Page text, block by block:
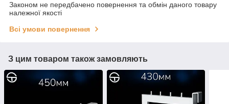
Законом не передбачено повернення та обмін даного товару
належної якості
Всі умови повернення
З цим товаром також замовляють